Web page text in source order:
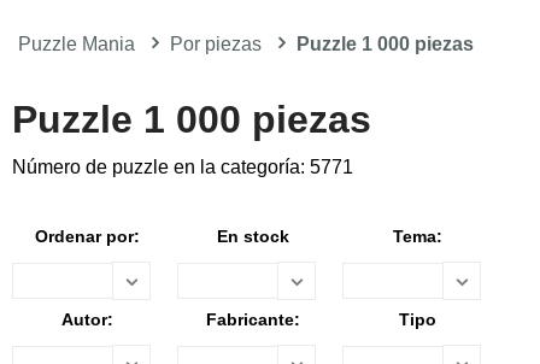
Puzzle Mania Por piezas Puzzle 1 000 piezas
Puzzle 1 000 piezas
Número de puzzle en la categoría: 5771
Ordenar por: En stock Tema:
Autor: Fabricante: Tipo